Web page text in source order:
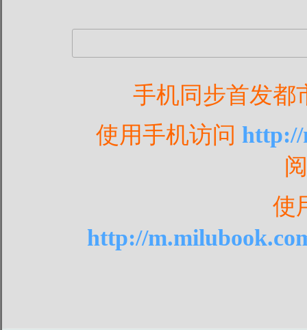
手机同步首发都
使用手机访问 http://
使
http://